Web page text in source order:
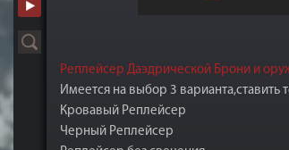
Реплейсер Даэдрической Брони и
Имеется на выбор 3 варианта,ставить
Кровавый Реплейсер
Черный Реплейсер